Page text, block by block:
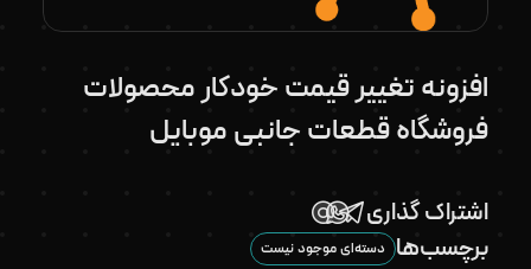
افزونه تغییر قیمت خودکار محصولات
فروشگاه قطعات جانبی موبایل
اشتراک گذاری
برچسب‌ها
دسته‌ای موجود نیست